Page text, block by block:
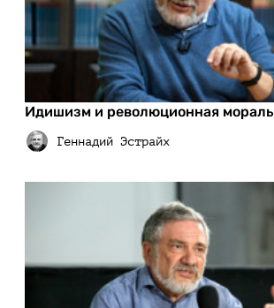
Идишизм и революционная мораль